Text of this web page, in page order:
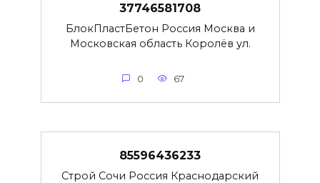
37746581708
БлокПластБетон Россия Москва и
Московская область Королёв ул.
0 67
85596436233
Строй Сочи Россия Краснодарский